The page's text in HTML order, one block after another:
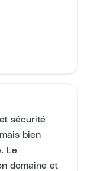
sécurité
bien
Le
domaine et